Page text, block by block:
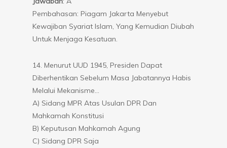
Pembahasan: Piagam Jakarta Menyebut
Kewajiban Syariat Islam, Yang Kemudian Diubah
Untuk Menjaga Kesatuan.
14. Menurut UUD 1945, Presiden Dapat
Diberhentikan Sebelum Masa Jabatannya Habis
Melalui Mekanisme…
A) Sidang MPR Atas Usulan DPR Dan
Mahkamah Konstitusi
B) Keputusan Mahkamah Agung
C) Sidang DPR Saja